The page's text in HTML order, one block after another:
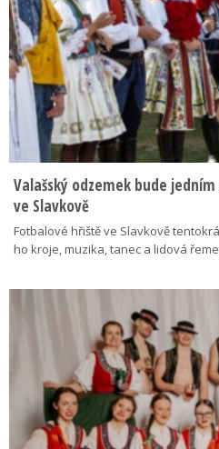
Valašský odzemek bude
ve Slavkově
Fotbalové hřiště ve Slavkově
ho kroje, muzika, tanec a lidová